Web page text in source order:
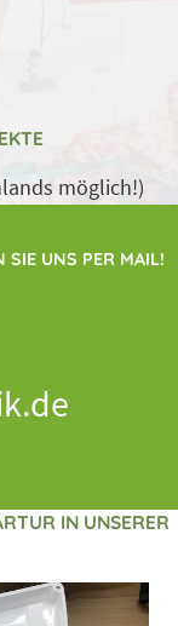
möglich!)
SIE UNS PER MAIL!
IN UNSERER